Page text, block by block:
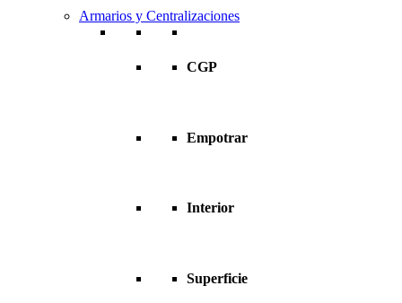
Armarios y Centralizaciones
CGP
Empotrar
Interior
Superficie